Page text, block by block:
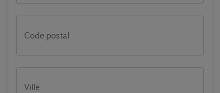
Code postal
Ville